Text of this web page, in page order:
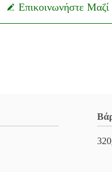
Επικοινωνήστε Μαζί